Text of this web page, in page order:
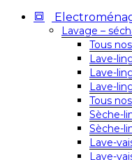
Lavage –
Tous
Lave-
Lave-
Lave-
Tous
Sèche-
Sèche-
Lave-
Lave-